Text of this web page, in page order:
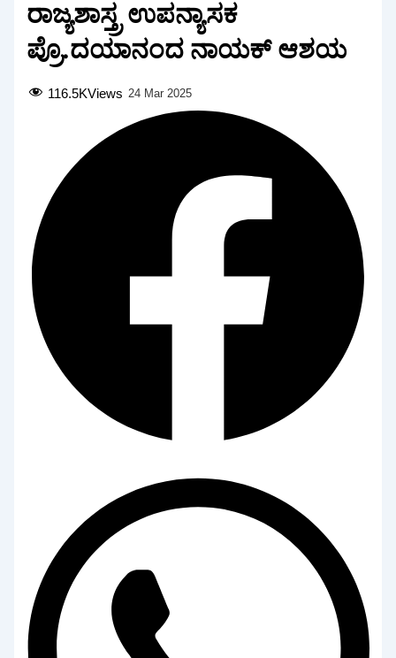
ರಾಜ್ಯಶಾಸ್ತ್ರ ಉಪನ್ಯಾಸಕ
ಪ್ರೊ.ದಯಾನಂದ ನಾಯಕ್ ಆಶಯ
116.5KViews 24 Mar 2025